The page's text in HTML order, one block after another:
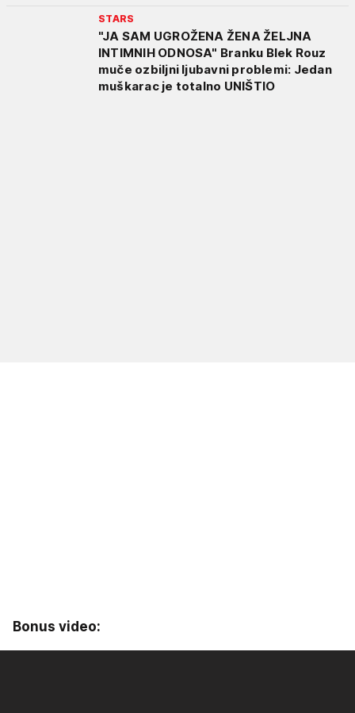
STARS
"JA SAM UGROŽENA ŽENA ŽELJNA
INTIMNIH ODNOSA" Branku Blek Rouz
muče ozbiljni ljubavni problemi: Jedan
muškarac je totalno UNIŠTIO
Bonus video: